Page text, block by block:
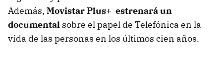
Además, Movistar Plus+ estrenará un
documental sobre el papel de Telefónica en la
vida de las personas en los últimos cien años.